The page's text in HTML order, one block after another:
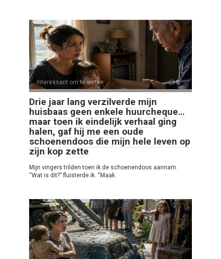
Interessant om te weten 0
Drie jaar lang verzilverde mijn
huisbaas geen enkele huurcheque…
maar toen ik eindelijk verhaal ging
halen, gaf hij me een oude
schoenendoos die mijn hele leven op
zijn kop zette
Mijn vingers trilden toen ik de schoenendoos aannam.
“Wat is dit?” fluisterde ik. “Maak